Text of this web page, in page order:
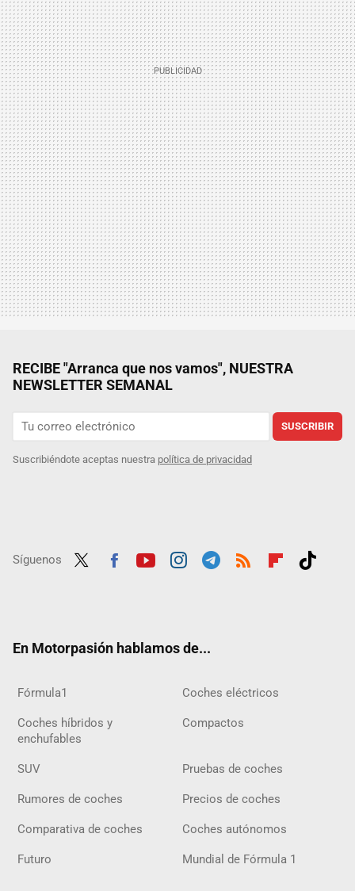
RECIBE "Arranca que nos vamos", NUESTRA
NEWSLETTER SEMANAL
SUSCRIBIR
Suscribiéndote aceptas nuestra política de privacidad
Síguenos
En Motorpasión hablamos de...
Fórmula1 Coches eléctricos
Coches híbridos y
enchufables
Compactos
SUV Pruebas de coches
Rumores de coches Precios de coches
Comparativa de coches Coches autónomos
Futuro Mundial de Fórmula 1